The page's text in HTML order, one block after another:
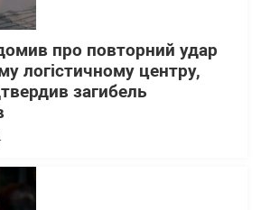
про повторний удар
логістичному центру,
загибель